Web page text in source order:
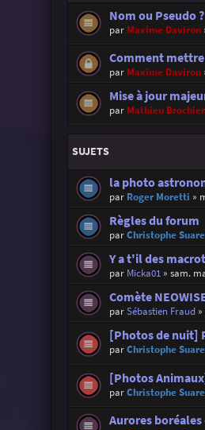
Nom ou Pseudo ?
par Maxime Daviron
Comment
par Maxime Daviron
Mise à jour
par Mathieu Brochier
SUJETS
la photo
par Roger Moretti »
Règles du forum
parChristophe
Y a t'il des
par Micka01» sam.
Comète
parSébastien Fraud»
[Photos de nuit]
parChristophe
[Photos
parChristophe
Aurores boréales